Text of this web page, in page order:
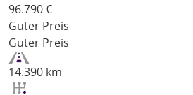
96.790 €
Guter Preis
Guter Preis
14.390 km